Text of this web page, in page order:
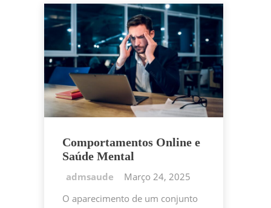
Comportamentos Online e
Saúde Mental
Março 24, 2025
O aparecimento de um conjunto